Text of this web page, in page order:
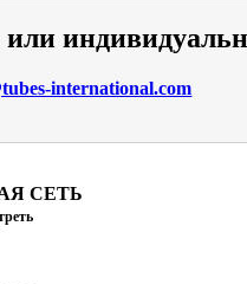
international.com
СЕТЬ